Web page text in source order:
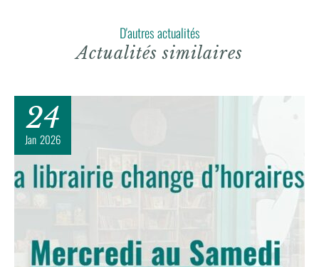
D'autres actualités
Actualités similaires
24
Jan 2026